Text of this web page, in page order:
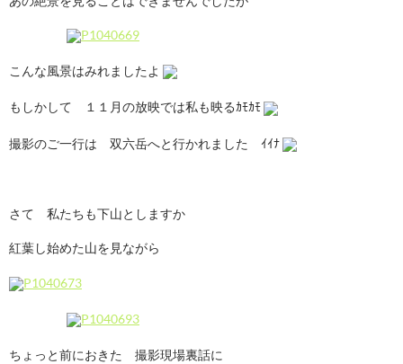
こんな風景はみれましたよ
もしかして １１月の放映では私も映るｶﾓｶﾓ
撮影のご一行は 双六岳へと行かれました ｲｲﾅ
さて 私たちも下山としますか
紅葉し始めた山を見ながら
ちょっと前におきた 撮影現場裏話に